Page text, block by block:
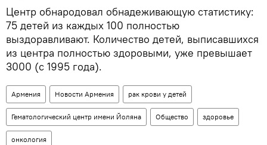
Центр обнародовал обнадеживающую статистику:
75 детей из каждых 100 полностью
выздоравливают. Количество детей, выписавшихся
из центра полностью здоровыми, уже превышает
3000 (с 1995 года).
Армения Новости Армения рак крови у детей
Гематологический центр имени Йоляна Общество здоровье
онкология